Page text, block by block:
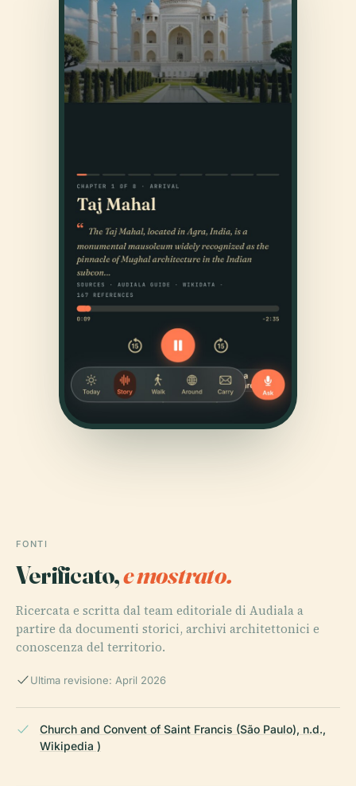
FONTI
Verificato,e mostrato.
Ricercata e scritta dal team editoriale di Audiala a
partire da documenti storici, archivi architettonici e
conoscenza del territorio.
Ultima revisione: April 2026
Church and Convent of Saint Francis (São Paulo), n.d.,
Wikipedia )